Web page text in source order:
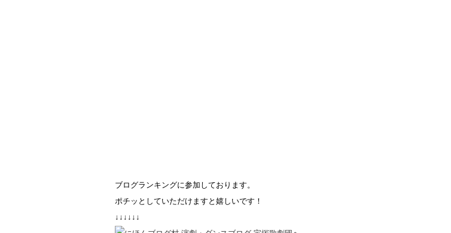
ブログランキングに参加しております。
ポチッとしていただけますと嬉しいです！
↓↓↓↓↓↓